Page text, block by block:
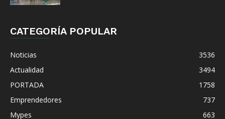
CATEGORÍA POPULAR
Noticias
3536
Actualidad
3494
PORTADA
1758
Emprendedores
737
Mypes
663